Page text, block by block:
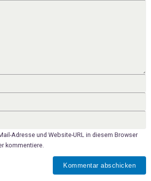
Adresse und Website-URL in diesem Browser
kommentiere.